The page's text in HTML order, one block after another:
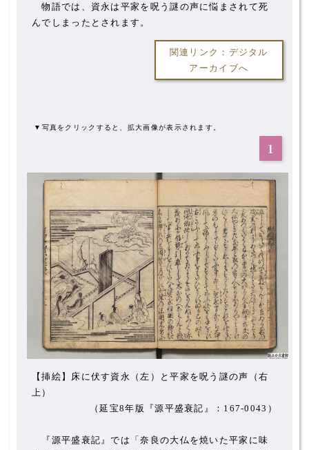
物語では、資永は平家を呪う謎の声に悩まされて死
んでしまったとされます。
関連リンク：デジタル
アーカイブへ
▼写真をクリックすると、拡大画像が表示されます。
1
【挿絵】床に伏す資永（左）と平家を呪う謎の声（右
上）
（延宝8年版『源平盛衰記』：167-0043）
『源平盛衰記』では「奈良の大仏を焼いた平家に味